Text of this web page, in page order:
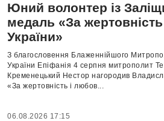
Юний волонтер із
медаль «За
України»
З благословення Блаженнійшого
України Епіфанія 4 серпня митрополит
Кременецький Нестор нагородив
«За жертовність і любов...
06.08.2026 17:15